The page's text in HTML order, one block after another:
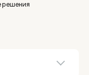
решения